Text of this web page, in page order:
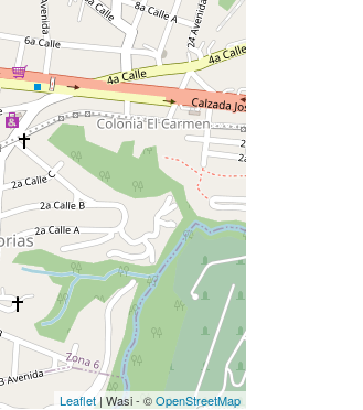
Leaflet | Wasi - ©OpenStreetMap